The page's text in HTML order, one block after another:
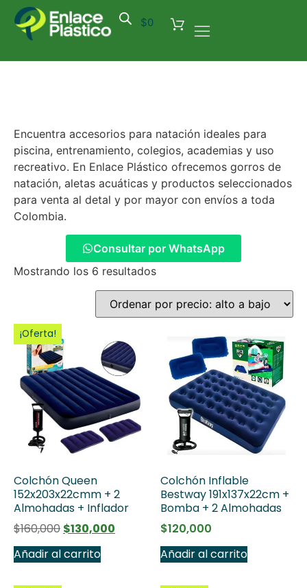
$0
Encuentra accesorios para natación ideales para
piscina, entrenamiento, colegios, academias y uso
recreativo. En Enlace Plástico ofrecemos gorros de
natación, aletas acuáticas y productos seleccionados
para venta al detal y por mayor con envíos a toda
Colombia.
Consultar por WhatsApp
Mostrando los 6 resultados
¡Oferta!
Colchón Queen
152x203x22cmm + 2
Almohadas + Inflador
$160,000 $130,000
Añadir al carrito
Colchón Inflable
Bestway 191x137x22cm +
Bomba + 2 Almohadas
$120,000
Añadir al carrito